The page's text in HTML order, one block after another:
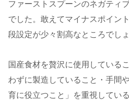
ファーストスプーンのネガティ
でした。敢えてマイナスポイン
段設定が少々割高なところでしょ
国産食材を贅沢に使用している
わずに製造していること・手間
育に役立つこと」を重視してい